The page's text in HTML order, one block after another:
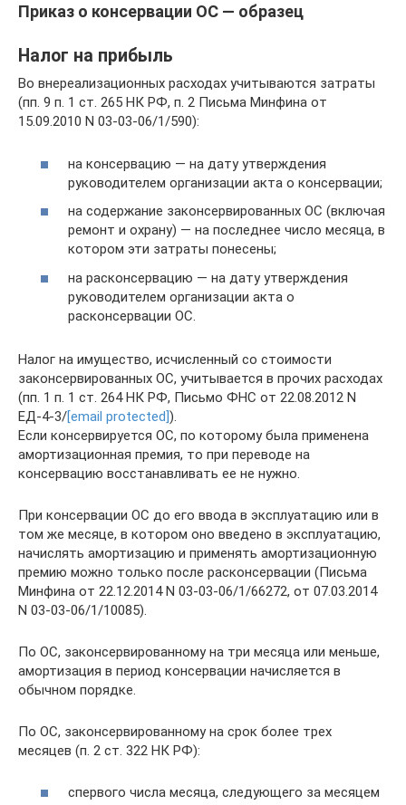
Приказ о консервации ОС — образец
Налог на прибыль
Во внереализационных расходах учитываются затраты
(пп. 9 п. 1 ст. 265 НК РФ, п. 2 Письма Минфина от
15.09.2010 N 03-03-06/1/590):
на консервацию — на дату утверждения
руководителем организации акта о консервации;
на содержание законсервированных ОС (включая
ремонт и охрану) — на последнее число месяца, в
котором эти затраты понесены;
на расконсервацию — на дату утверждения
руководителем организации акта о
расконсервации ОС.
Налог на имущество, исчисленный со стоимости
законсервированных ОС, учитывается в прочих расходах
(пп. 1 п. 1 ст. 264 НК РФ, Письмо ФНС от 22.08.2012 N
ЕД-4-3/[email protected]).
Если консервируется ОС, по которому была применена
амортизационная премия, то при переводе на
консервацию восстанавливать ее не нужно.
При консервации ОС до его ввода в эксплуатацию или в
том же месяце, в котором оно введено в эксплуатацию,
начислять амортизацию и применять амортизационную
премию можно только после расконсервации (Письма
Минфина от 22.12.2014 N 03-03-06/1/66272, от 07.03.2014
N 03-03-06/1/10085).
По ОС, законсервированному на три месяца или меньше,
амортизация в период консервации начисляется в
обычном порядке.
По ОС, законсервированному на срок более трех
месяцев (п. 2 ст. 322 НК РФ):
cпервого числа месяца, следующего за месяцем